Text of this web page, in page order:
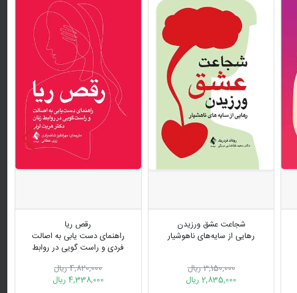
شجاعت عشق ورزیدن
رهایی از سایه‌های ناهوشیار
3,150,000 ریال
2,835,000 ریال
رقص ریا
راهنمای دست‌ یابی به اصالت
فردی و راست‌ گویی در روابط
4,820,000 ریال
4,338,000 ریال